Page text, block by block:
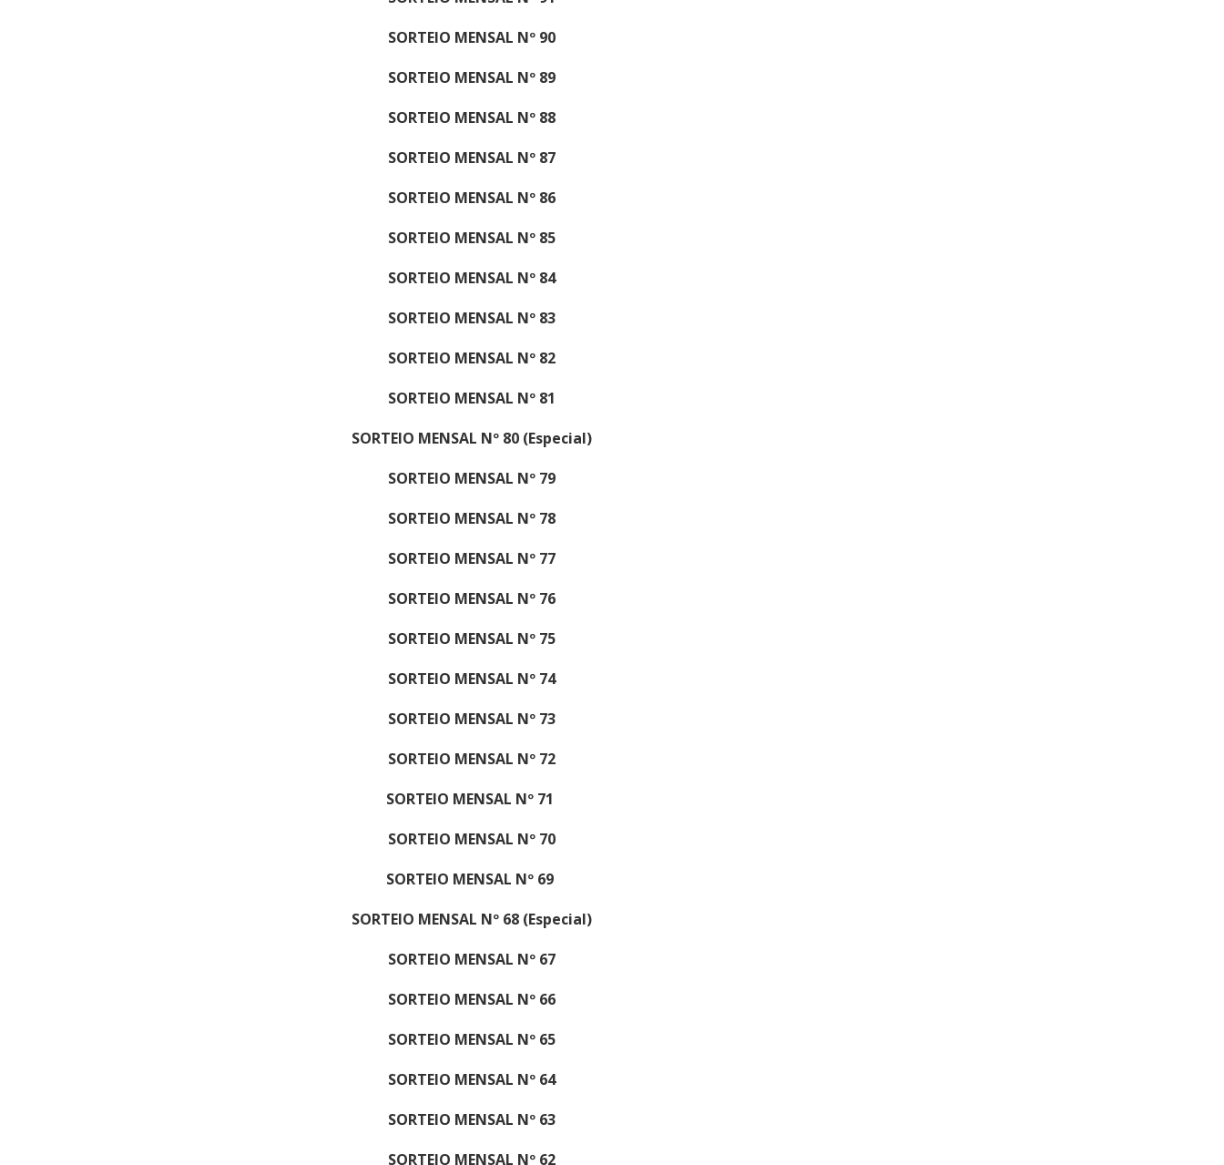
SORTEIO MENSAL Nº 90
SORTEIO MENSAL Nº 89
SORTEIO MENSAL Nº 88
SORTEIO MENSAL Nº 87
SORTEIO MENSAL Nº 86
SORTEIO MENSAL Nº 85
SORTEIO MENSAL Nº 84
SORTEIO MENSAL Nº 83
SORTEIO MENSAL Nº 82
SORTEIO MENSAL Nº 81
SORTEIO MENSAL Nº 80 (Especial)
SORTEIO MENSAL Nº 79
SORTEIO MENSAL Nº 78
SORTEIO MENSAL Nº 77
SORTEIO MENSAL Nº 76
SORTEIO MENSAL Nº 75
SORTEIO MENSAL Nº 74
SORTEIO MENSAL Nº 73
SORTEIO MENSAL Nº 72
SORTEIO MENSAL Nº 71
SORTEIO MENSAL Nº 70
SORTEIO MENSAL Nº 69
SORTEIO MENSAL Nº 68 (Especial)
SORTEIO MENSAL Nº 67
SORTEIO MENSAL Nº 66
SORTEIO MENSAL Nº 65
SORTEIO MENSAL Nº 64
SORTEIO MENSAL Nº 63
SORTEIO MENSAL Nº 62